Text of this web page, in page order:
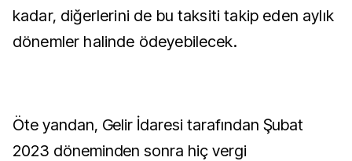
kadar, diğerlerini de bu taksiti takip eden aylık
dönemler halinde ödeyebilecek.
Öte yandan, Gelir İdaresi tarafından Şubat
2023 döneminden sonra hiç vergi